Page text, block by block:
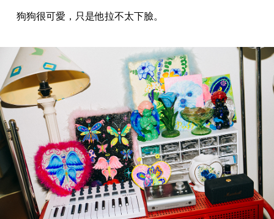
狗狗很可愛，只是他拉不太下臉。